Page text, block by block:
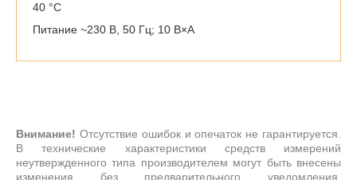
40 °С
Питание ~230 В, 50 Гц; 10 В×А
Внимание! Отсутствие ошибок и опечаток не гарантируется.
В технические характеристики средств измерений
неутвержденного типа производителем могут быть внесены
изменения без предварительного уведомления.